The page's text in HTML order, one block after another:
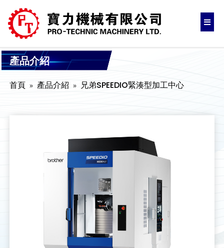
產品介紹
首頁 產品介紹 兄弟SPEEDIO緊湊型加工中心